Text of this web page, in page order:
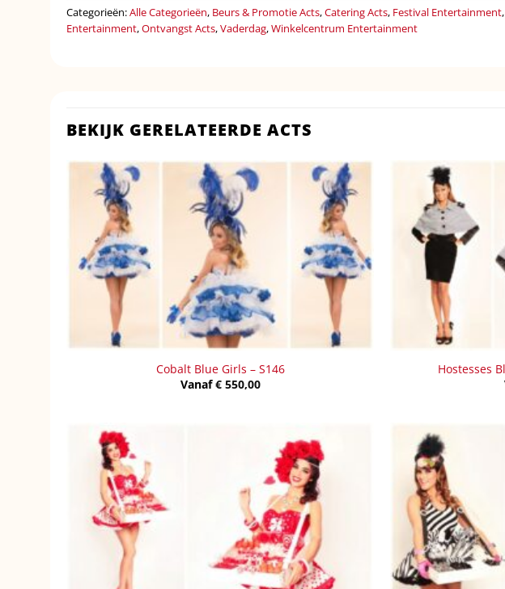
Categorieën:Alle Categorieën, Beurs & Promotie Acts,Catering Acts, Festival Entertainment,
Entertainment,Ontvangst Acts,Vaderdag,Winkelcentrum Entertainment
BEKIJK GERELATEERDE ACTS
Cobalt Blue Girls – S146
Vanaf€550,00
Hostesses